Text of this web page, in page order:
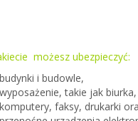
możesz ubezpieczyć:
budynki i budowle,
wyposażenie, takie jak
komputery, faksy, drukarki